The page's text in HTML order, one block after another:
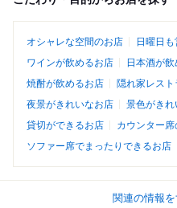
オシャレな空間のお店
日曜日
ワインが飲めるお店
日本酒が
焼酎が飲めるお店
隠れ家レスト
夜景がきれいなお店
景色がきれ
貸切ができるお店
カウンター
ソファー席でまったりできるお店
関連の情報